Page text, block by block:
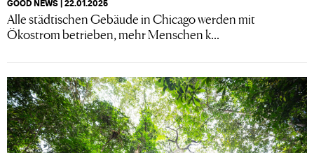
GOOD NEWS | 22.01.2025
Alle städtischen Gebäude in Chicago werden mit
Ökostrom betrieben, mehr Menschen k...